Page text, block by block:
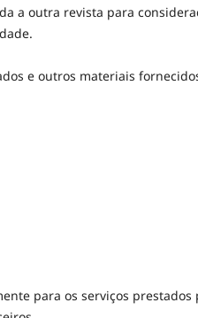
a outra revista para
e outros materiais
para os serviços prestados